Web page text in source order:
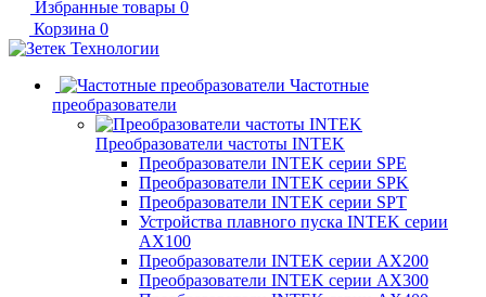
Избранные товары 0
Корзина 0
Частотные
преобразователи
Преобразователи частоты INTEK
Преобразователи INTEK серии SPE
Преобразователи INTEK серии SPK
Преобразователи INTEK серии SPT
Устройства плавного пуска INTEK серии
AX100
Преобразователи INTEK серии AX200
Преобразователи INTEK серии AX300